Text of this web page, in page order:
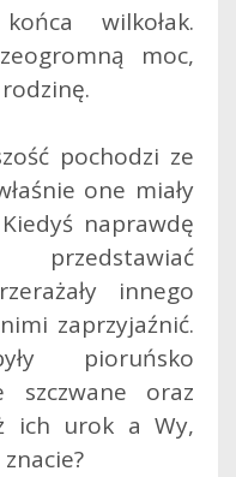
wilkołak.
moc,
pochodzi ze
one miały
naprawdę
innego
zaprzyjaźnić.
pioruńsko
szczwane oraz
ich urok a Wy,